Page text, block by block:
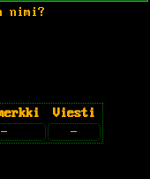
nimi?
Viesti
- -